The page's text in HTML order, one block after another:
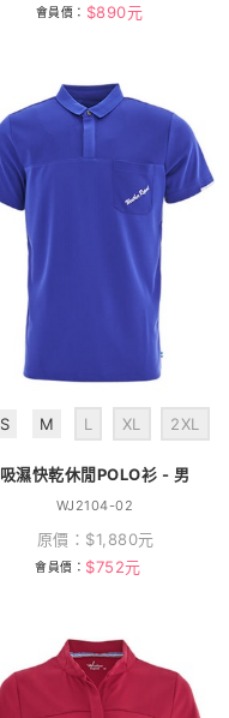
會員價： $890元
S M L XL 2XL
吸濕快乾休閒POLO衫 - 男
WJ2104-02
原價： $1,880元
會員價： $752元